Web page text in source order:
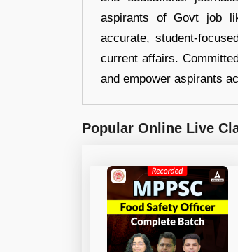
aspirants of Govt job
accurate, student-
current affairs.
and empower aspirants
Popular Online Live